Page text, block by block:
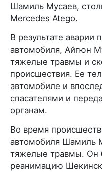
Шамиль Мусаев,
Mercedes Atego.
В результате аварии
автомобиля, Айгюн
тяжелые травмы и
происшествия. Ее
автомобиле и
спасателями и
органам.
Во время
автомобиля Шамиль
тяжелые травмы. Он
реанимацию